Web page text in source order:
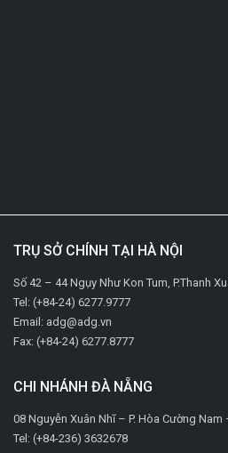
TRỤ SỞ CHÍNH TẠI HÀ NỘI
Số 42 – 44 Ngụy Như Kon Tum, P.Thanh
Tel: (+84-24) 6277.9777
Email: adg@adg.vn
Fax: (+84-24) 6277.8777
CHI NHÁNH ĐÀ NẴNG
08 Nguyễn Xuân Nhĩ – P. Hòa Cường Nam
Tel: (+84-236) 3632678